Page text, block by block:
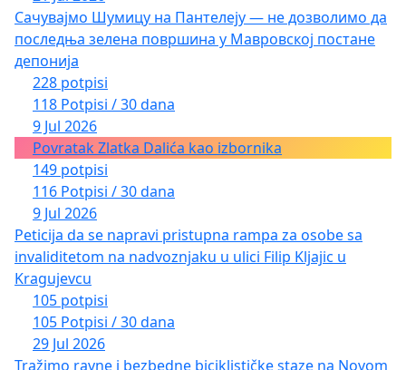
Сачувајмо Шумицу на Пантелеју — не дозволимо да
последња зелена површина у Мавровској постане
депонија
228 potpisi
118 Potpisi / 30 dana
9 Jul 2026
Povratak Zlatka Dalića kao izbornika
149 potpisi
116 Potpisi / 30 dana
9 Jul 2026
Peticija da se napravi pristupna rampa za osobe sa
invaliditetom na nadvoznjaku u ulici Filip Kljajic u
Kragujevcu
105 potpisi
105 Potpisi / 30 dana
29 Jul 2026
Tražimo ravne i bezbedne biciklističke staze na Novom